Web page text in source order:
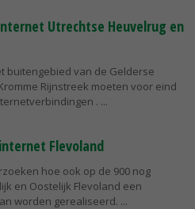
Utrechtse Heuvelrug en
buitengebied van de Gelderse
Rijnstreek moeten voor eind
.
Flevoland
hoe ook op de 900 nog
en Oostelijk Flevoland een
worden gerealiseerd.